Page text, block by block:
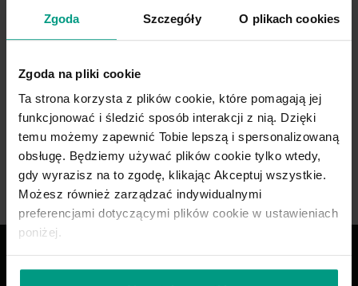
Zgoda Szczegóły O plikach cookies
Zgoda na pliki cookie
Ta strona korzysta z plików cookie, które pomagają jej
funkcjonować i śledzić sposób interakcji z nią. Dzięki
temu możemy zapewnić Tobie lepszą i spersonalizowaną
obsługę. Będziemy używać plików cookie tylko wtedy,
gdy wyrazisz na to zgodę, klikając Akceptuj wszystkie.
Możesz również zarządzać indywidualnymi
preferencjami dotyczącymi plików cookie w ustawieniach
poniżej.
Złoty
Drzwi dobrze